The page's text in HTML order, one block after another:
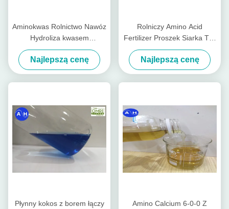
Aminokwas Rolnictwo Nawóz
Hydroliza kwasem
siarkowym bez chloru dla
roślin Tabacco
Najlepszą cenę
Rolniczy Amino Acid
Fertilizer Proszek Siarka Typ
Sadzenie Tytoniu
Najlepszą cenę
Płynny kokos z borem łączy
Amino Calcium 6-0-0 Z